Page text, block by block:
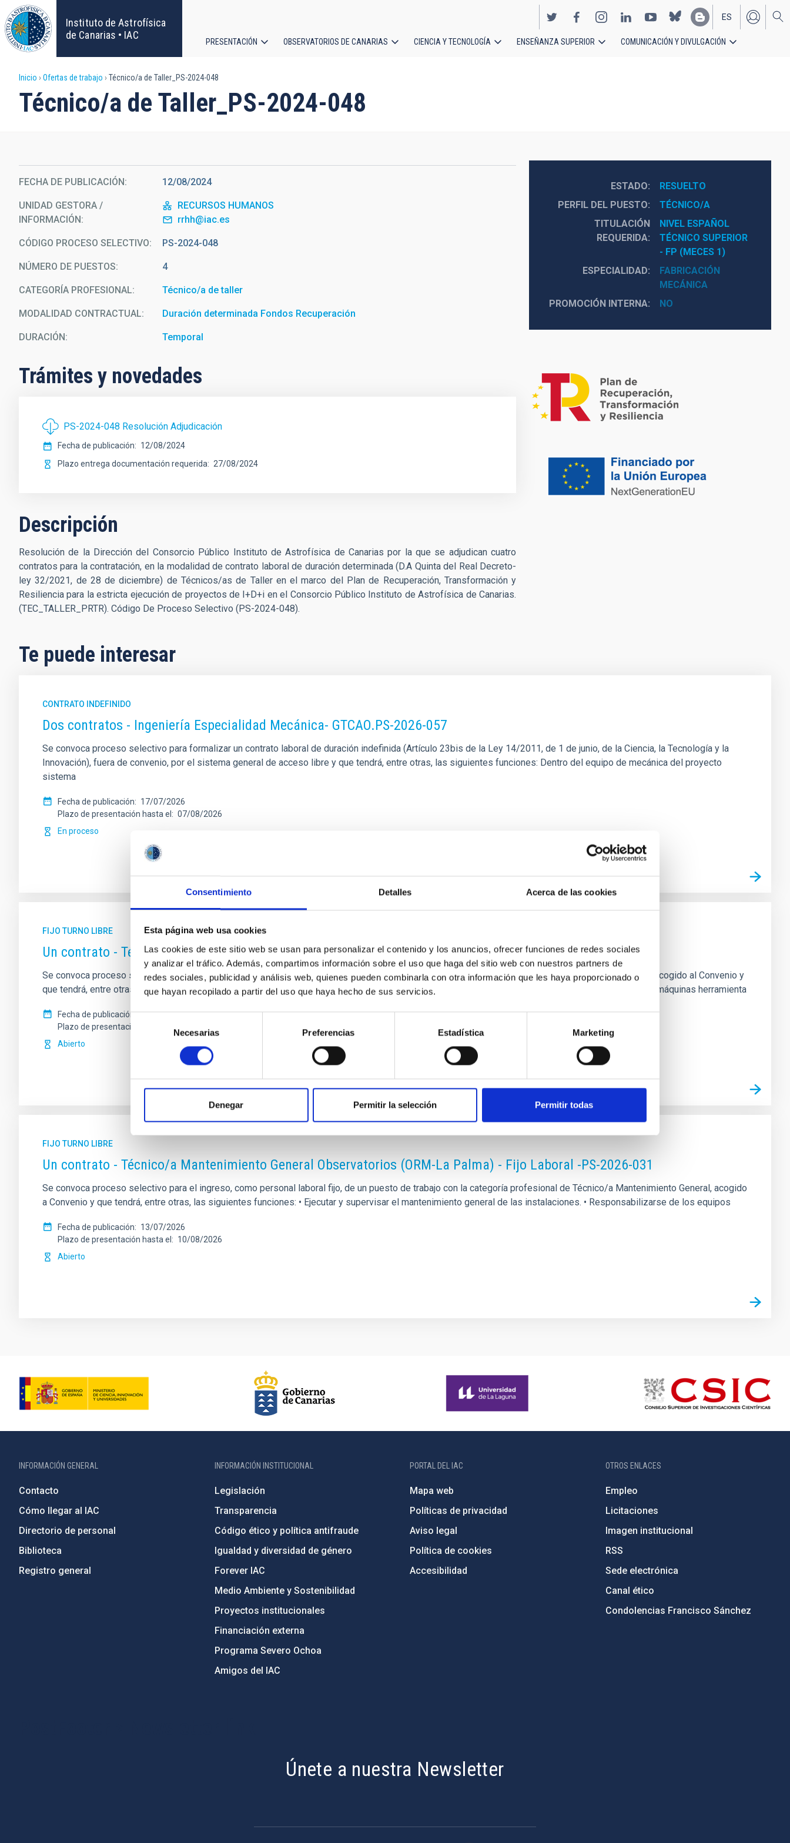
Consentimiento Detalles Acerca de las cookies
Esta página web usa cookies
Las cookies de este sitio web se usan para personalizar el contenido y los anuncios, ofrecer funciones de redes sociales
y analizar el tráfico. Además, compartimos información sobre el uso que haga del sitio web con nuestros partners de
redes sociales, publicidad y análisis web, quienes pueden combinarla con otra información que les haya proporcionado o
que hayan recopilado a partir del uso que haya hecho de sus servicios.
Selección
de
consentimiento
Necesarias Preferencias Estadística Marketing
Denegar Permitir la selección Permitir todas
Pasar
al
contenido
principal
Instituto de Astrofísica
de Canarias • IAC
EN
ES
principal
PRESENTACIÓN OBSERVATORIOS DE CANARIAS CIENCIA Y TECNOLOGÍA ENSEÑANZA SUPERIOR COMUNICACIÓN Y DIVULGACIÓN
Sobrescribir
enlaces
ayuda
a
la
navegación
Inicio Ofertas de trabajo Técnico/a de Taller_PS-2024-048
Técnico/a de Taller_PS-2024-048
FECHA DE PUBLICACIÓN 12/08/2024
UNIDAD GESTORA /
INFORMACIÓN
RECURSOS HUMANOS
rrhh@iac.es
CÓDIGO PROCESO SELECTIVO PS-2024-048
NÚMERO DE PUESTOS 4
CATEGORÍA PROFESIONAL Técnico/a de taller
MODALIDAD CONTRACTUAL Duración determinada Fondos Recuperación
DURACIÓN Temporal
Trámites y novedades
PS-2024-048 Resolución Adjudicación
Fecha de publicación
12/08/2024
Plazo entrega documentación requerida
27/08/2024
Descripción
Resolución de la Dirección del Consorcio Público Instituto de Astrofísica de Canarias por la que se adjudican cuatro
contratos para la contratación, en la modalidad de contrato laboral de duración determinada (D.A Quinta del Real Decreto-
ley 32/2021, de 28 de diciembre) de Técnicos/as de Taller en el marco del Plan de Recuperación, Transformación y
Resiliencia para la estricta ejecución de proyectos de I+D+i en el Consorcio Público Instituto de Astrofísica de Canarias.
(TEC_TALLER_PRTR). Código De Proceso Selectivo (PS-2024-048).
ESTADO
RESUELTO
PERFIL DEL PUESTO
TÉCNICO/A
TITULACIÓN
REQUERIDA
NIVEL ESPAÑOL
TÉCNICO SUPERIOR
- FP (MECES 1)
ESPECIALIDAD
FABRICACIÓN
MECÁNICA
PROMOCIÓN INTERNA
NO
Te puede interesar
CONTRATO INDEFINIDO
Dos contratos - Ingeniería Especialidad Mecánica- GTCAO.PS-2026-057
Se convoca proceso selectivo para formalizar un contrato laboral de duración indefinida (Artículo 23bis de la Ley 14/2011, de 1 de junio, de la Ciencia, la Tecnología y la
Innovación), fuera de convenio, por el sistema general de acceso libre y que tendrá, entre otras, las siguientes funciones: Dentro del equipo de mecánica del proyecto
sistema
Fecha de publicación
17/07/2026
Plazo de presentación hasta el
07/08/2026
En proceso
FIJO TURNO LIBRE
Un contrato - Técnico/a de Taller - Especialidad Mecánica- Fijo Laboral - PS-2026-032
Se convoca proceso selectivo para el ingreso, como personal laboral fijo, de un puesto de trabajo con la categoría profesional de Técnico/a de Taller, acogido al Convenio y
que tendrá, entre otras, las siguientes funciones: Realización de trabajos de fabricación mecánica, ajuste y montaje de piezas y conjuntos, empleando máquinas herramienta
Fecha de publicación
13/07/2026
Plazo de presentación hasta el
Abierto
FIJO TURNO LIBRE
Un contrato - Técnico/a Mantenimiento General Observatorios (ORM-La Palma) - Fijo Laboral -PS-2026-031
Se convoca proceso selectivo para el ingreso, como personal laboral fijo, de un puesto de trabajo con la categoría profesional de Técnico/a Mantenimiento General, acogido
a Convenio y que tendrá, entre otras, las siguientes funciones: • Ejecutar y supervisar el mantenimiento general de las instalaciones. • Responsabilizarse de los equipos
Fecha de publicación
13/07/2026
Plazo de presentación hasta el
10/08/2026
Abierto
INFORMACIÓN GENERAL
Contacto
Cómo llegar al IAC
Directorio de personal
Biblioteca
Registro general
INFORMACIÓN INSTITUCIONAL
Legislación
Transparencia
Código ético y política antifraude
Igualdad y diversidad de género
Forever IAC
Medio Ambiente y Sostenibilidad
Proyectos institucionales
Financiación externa
Programa Severo Ochoa
Amigos del IAC
PORTAL DEL IAC
Mapa web
Políticas de privacidad
Aviso legal
Política de cookies
Accesibilidad
OTROS ENLACES
Empleo
Licitaciones
Imagen institucional
RSS
Sede electrónica
Canal ético
Condolencias Francisco Sánchez
Únete a nuestra Newsletter